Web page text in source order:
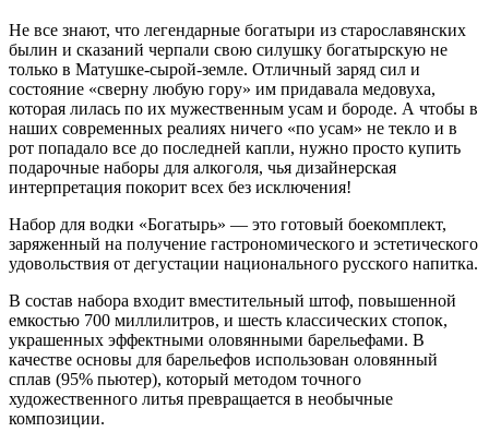
Не все знают, что легендарные богатыри из старославянских
былин и сказаний черпали свою силушку богатырскую не
только в Матушке-сырой-земле. Отличный заряд сил и
состояние «сверну любую гору» им придавала медовуха,
которая лилась по их мужественным усам и бороде. А чтобы в
наших современных реалиях ничего «по усам» не текло и в
рот попадало все до последней капли, нужно просто купить
подарочные наборы для алкоголя, чья дизайнерская
интерпретация покорит всех без исключения!
Набор для водки «Богатырь» — это готовый боекомплект,
заряженный на получение гастрономического и эстетического
удовольствия от дегустации национального русского напитка.
В состав набора входит вместительный штоф, повышенной
емкостью 700 миллилитров, и шесть классических стопок,
украшенных эффектными оловянными барельефами. В
качестве основы для барельефов использован оловянный
сплав (95% пьютер), который методом точного
художественного литья превращается в необычные
композиции.